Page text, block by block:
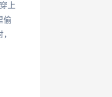
上
偷